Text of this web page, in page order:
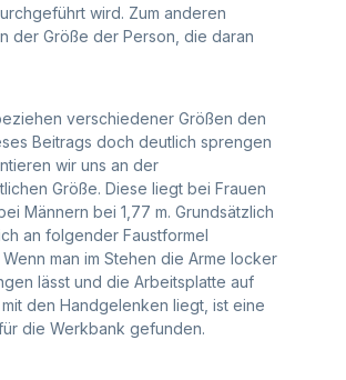
wird. Zum anderen
der Größe der Person, die daran
verschiedener Größen den
Beitrags doch deutlich sprengen
wir uns an der
Größe. Diese liegt bei Frauen
Männern bei 1,77 m. Grundsätzlich
an folgender Faustformel
man im Stehen die Arme locker
lässt und die Arbeitsplatte auf
den Handgelenken liegt, ist eine
die Werkbank gefunden.